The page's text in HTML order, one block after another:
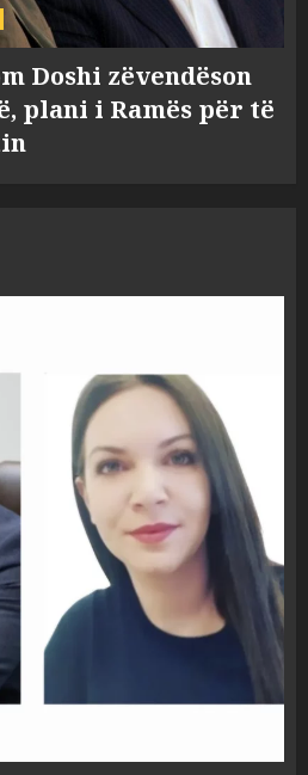
Doshi zëvendëson
plani i Ramës për të